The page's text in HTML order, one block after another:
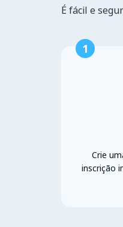
É fácil e
1
Crie
inscrição